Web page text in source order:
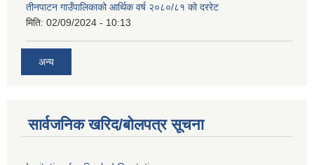
तीनपाटन गाउँपालिकाको आर्थिक वर्ष २०८०/८१ को दररेट
मिति: 02/09/2024 - 10:13
अन्य
सार्वजनिक खरिद/बोलपत्र सूचना